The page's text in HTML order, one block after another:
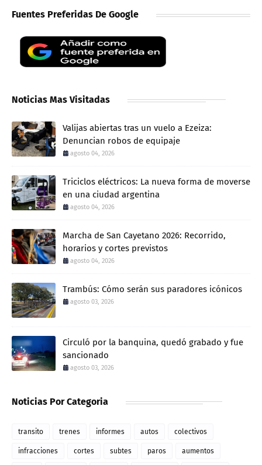
Fuentes Preferidas De Google
Noticias Mas Visitadas
Valijas abiertas tras un vuelo a Ezeiza:
Denuncian robos de equipaje
agosto 04, 2026
Triciclos eléctricos: La nueva forma de moverse
en una ciudad argentina
agosto 04, 2026
Marcha de San Cayetano 2026: Recorrido,
horarios y cortes previstos
agosto 04, 2026
Trambús: Cómo serán sus paradores icónicos
agosto 03, 2026
Circuló por la banquina, quedó grabado y fue
sancionado
agosto 03, 2026
Noticias Por Categoria
transito trenes informes autos colectivos
infracciones cortes subtes paros aumentos